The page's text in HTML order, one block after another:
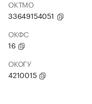
ОКТМО
33649154051
ОКФС
16
ОКОГУ
4210015